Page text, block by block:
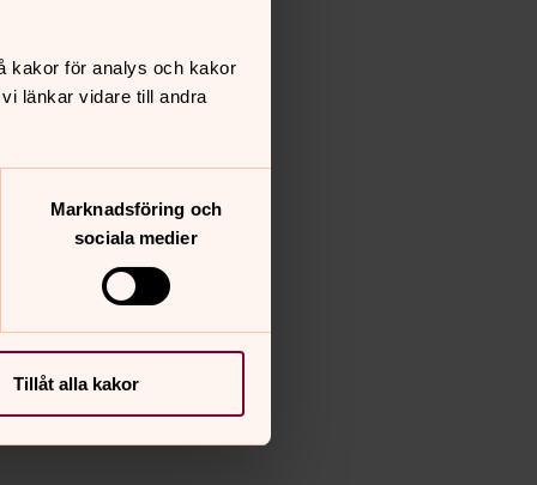
kakor för analys och kakor
länkar vidare till andra
Marknadsföring och
sociala medier
Tillåt alla kakor